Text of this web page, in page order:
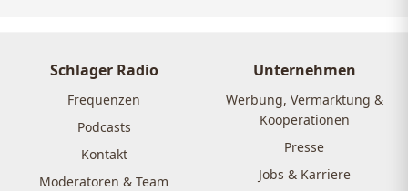
Schlager Radio
Frequenzen
Podcasts
Kontakt
Moderatoren & Team
Unternehmen
Werbung, Vermarktung &
Kooperationen
Presse
Jobs & Karriere